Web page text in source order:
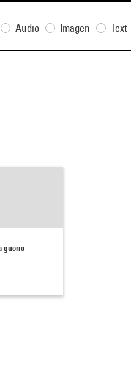
Audio Imagen Text
guerre